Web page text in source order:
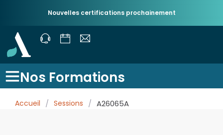
Nouvelles certifications prochainement
Nos Formations
Accueil / Sessions / A26065A